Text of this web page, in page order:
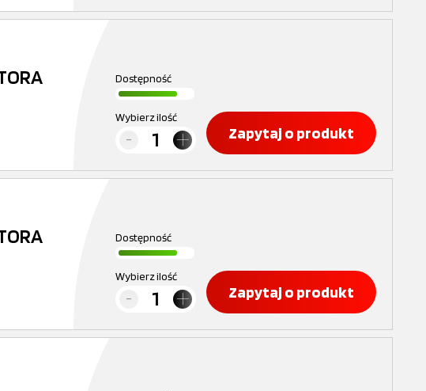
Dostępność
Wybierz ilość
Zapytaj o produkt
Dostępność
Wybierz ilość
Zapytaj o produkt